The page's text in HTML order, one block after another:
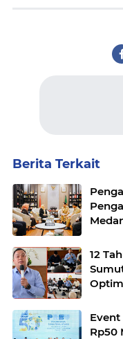
Berita Terkait
12
Event
Rp50